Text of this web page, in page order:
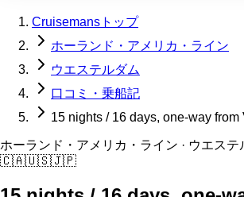
Cruisemansトップ
ホーランド・アメリカ・ライン
ウエステルダム
口コミ・乗船記
15 nights / 16 days, one-way
ホーランド・アメリカ・ライン · ウエステ
🇨🇦🇺🇸🇯🇵